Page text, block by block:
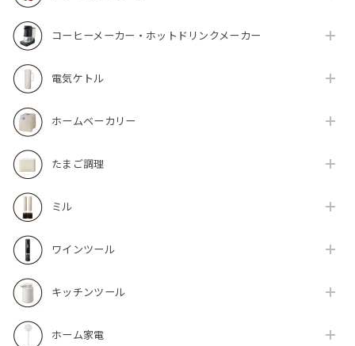
コーヒーメーカー・ホットドリンクメーカー
電気ケトル
ホームベーカリー
たまご調理
ミル
ワインツール
キッチンツール
ホーム家電